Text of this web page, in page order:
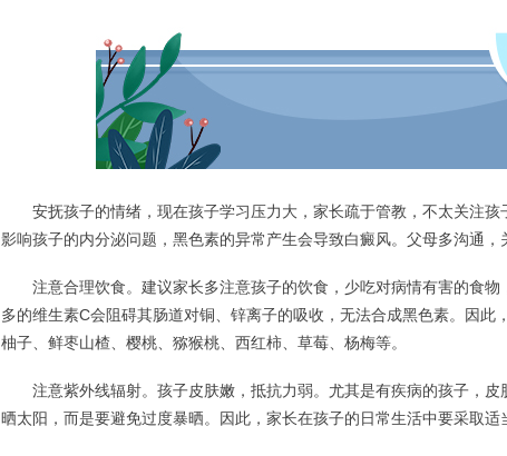
安抚孩子的情绪，现在孩子学习压力大，家长疏于管教，不太关注孩
影响孩子的内分泌问题，黑色素的异常产生会导致白癜风。父母多沟通，
注意合理饮食。建议家长多注意孩子的饮食，少吃对病情有害的食物
多的维生素C会阻碍其肠道对铜、锌离子的吸收，无法合成黑色素。因此
柚子、鲜枣山楂、樱桃、猕猴桃、西红柿、草莓、杨梅等。
注意紫外线辐射。孩子皮肤嫩，抵抗力弱。尤其是有疾病的孩子，皮
晒太阳，而是要避免过度暴晒。因此，家长在孩子的日常生活中要采取适